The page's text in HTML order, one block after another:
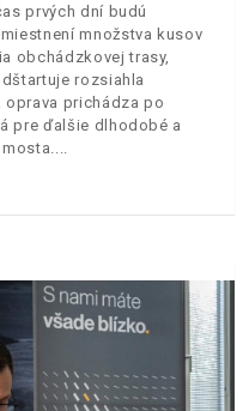
prvých dní budú
množstva kusov
obchádzkovej trasy,
rozsiahla
oprava prichádza po
pre ďalšie dlhodobé a